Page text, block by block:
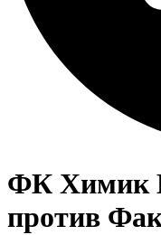
ФК Химик
против